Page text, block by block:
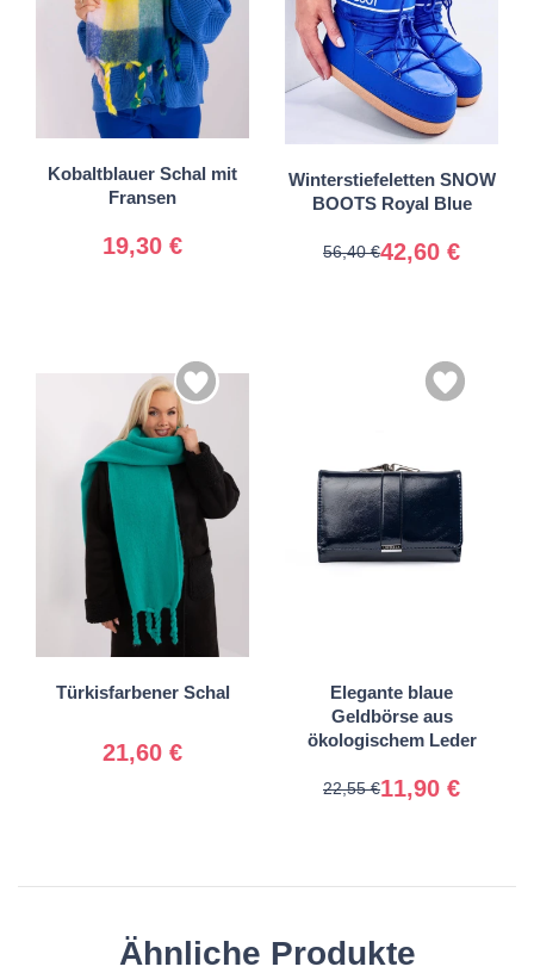
Kobaltblauer Schal mit
Fransen
19,30 €
Winterstiefeletten SNOW
BOOTS Royal Blue
42,60 €
56,40 €
35-36
37-38
39-40
Türkisfarbener Schal
21,60 €
Universal
Elegante blaue
Geldbörse aus
ökologischem Leder
11,90 €
22,55 €
Universal
Ähnliche Produkte